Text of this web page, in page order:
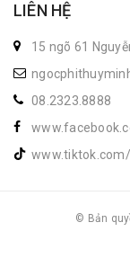
LIÊN HỆ
15 ngõ 61
08.2323.8888
© Bản